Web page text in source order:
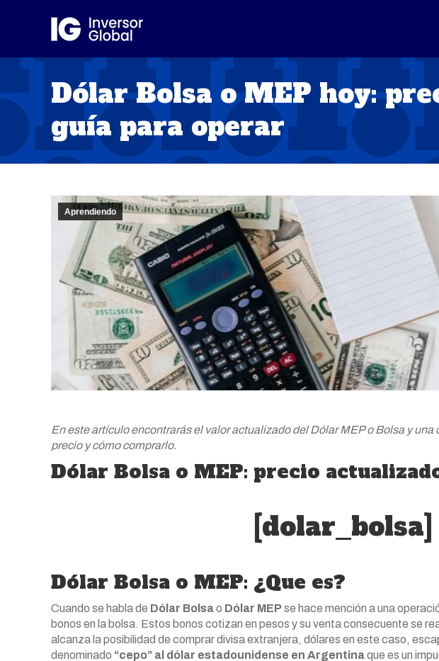
Dólar Bolsa o MEP hoy:
guía para operar
Aprendiendo
En este artículo encontrarás el valor actualizado del Dólar MEP o Bolsa y
precio y cómo comprarlo.
Dólar Bolsa o MEP: precio
[dolar_bolsa]
Dólar Bolsa o MEP: ¿Que es?
Cuando se habla de Dólar Bolsao Dólar MEPse hace mención a una
bonos en la bolsa. Estos bonos cotizan en pesos y su venta consecuente se
alcanza la posibilidad de comprar divisa extranjera, dólares en este caso,
denominado “cepo” al dólar estadounidense en Argentinaque es un